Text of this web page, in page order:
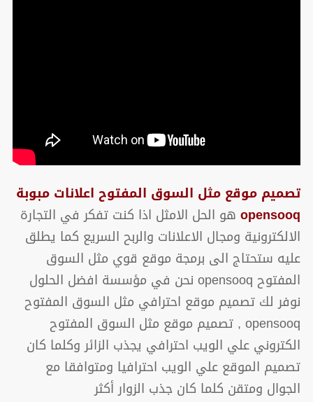
تصميم موقع مثل السوق المفتوح اعلانات مبوبة
opensooqهو الحل الامثل اذا كنت تفكر في التجارة
الالكترونية ومجال الاعلانات والربح السريع كما يطلق
عليه ستحتاج الى برمجة موقع قوي مثل السوق
المفتوح opensooq نحن في مؤسسة افضل الحلول
نوفر لك تصميم موقع احترافي مثل السوق المفتوح
opensooq , تصميم موقع مثل السوق المفتوح
الكتروني علي الويب احترافي يجذب الزائر وكلما كان
تصميم الموقع علي الويب احترافيا ومتوافقا مع
الجوال ومتقن كلما كان جذب الزوار أكثر